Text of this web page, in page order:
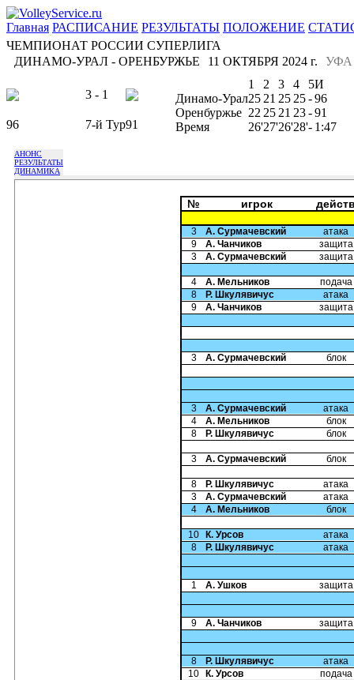
Главная РАСПИСАНИЕ РЕЗУЛЬТАТЫ ПОЛОЖЕНИЕ
ЧЕМПИОНАТ РОССИИ СУПЕРЛИГА
ДИНАМО-УРАЛ - ОРЕНБУРЖЬЕ
УФА
11 ОКТЯБРЯ 2024 г.
3 - 1
96 7-й Тур91
1 2 3 4 5И
Динамо-Урал25 21 25 25-96
Оренбуржье 22 25 21 23-91
Время
26'27'26'28'- 1:47
АНОНС
РЕЗУЛЬТАТЫ
ДИНАМИКА
№ игрок
3 А. Сурмачевский
атака
9
А. Чанчиков
защита
3
А. Сурмачевский защита
4 А. Мельников
подача
8
Р. Шкулявичус
атака
9
А. Чанчиков защита
3 А. Сурмачевский блок
3 А. Сурмачевский
атака
4
А. Мельников
блок
8
Р. Шкулявичус блок
3 А. Сурмачевский блок
8 Р. Шкулявичус
атака
3
А. Сурмачевский
атака
4
А. Мельников блок
10 К. Урсов
атака
8
Р. Шкулявичус атака
1 А. Ушков защита
9 А. Чанчиков защита
8 Р. Шкулявичус
атака
10
К. Урсов
подача